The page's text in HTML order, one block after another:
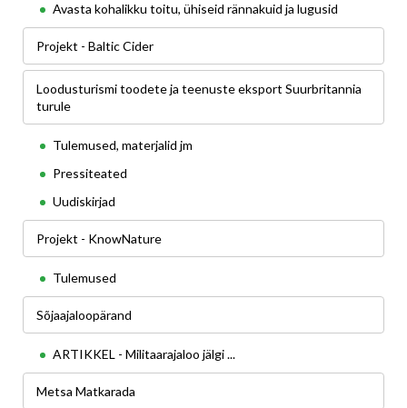
Avasta kohalikku toitu, ühiseid rännakuid ja lugusid
Projekt - Baltic Cider
Loodusturismi toodete ja teenuste eksport Suurbritannia
turule
Tulemused, materjalid jm
Pressiteated
Uudiskirjad
Projekt - KnowNature
Tulemused
Sõjaajaloopärand
ARTIKKEL - Militaarajaloo jälgi ...
Metsa Matkarada